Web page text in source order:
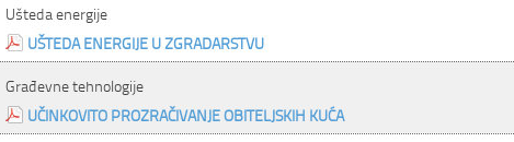
Ušteda energije
UŠTEDA ENERGIJE U ZGRADARSTVU
Građevne tehnologije
UČINKOVITO PROZRAČIVANJE OBITELJSKIH KUĆA